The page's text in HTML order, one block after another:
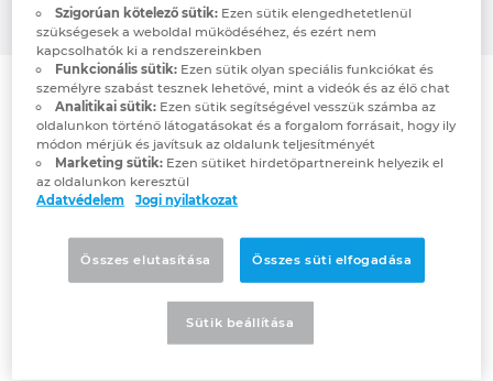
Choice of design software
VEO Oy is a Finnish company specialising in
complete solutions for the energy and
industrial sectors. The company specialises in
the design, production and commissioning
of electrical systems and automation
EPLAN Együttműködési alkalmazások
China
China Taiwan
Colombia
Croatia
Czech Republic
Szigorúan kötelező sütik:Ezen sütik elengedhetetlenül
szükségesek a weboldal működéséhez, és ezért nem
kapcsolhatók ki a rendszereinkben
Funkcionális sütik:Ezen sütik olyan speciális funkciókat és
személyre szabást tesznek lehetővé, mint a videók és az élő chat
Analitikai sütik:Ezen sütik segítségével vesszük számba az
oldalunkon történő látogatásokat és a forgalom forrásait, hogy ily
módon mérjük és javítsuk az oldalunk teljesítményét
Marketing sütik:Ezen sütiket hirdetőpartnereink helyezik el
az oldalunkon keresztül
Adatvédelem
Jogi nyilatkozat
Összes elutasítása Összes süti elfogadása
Sütik beállítása